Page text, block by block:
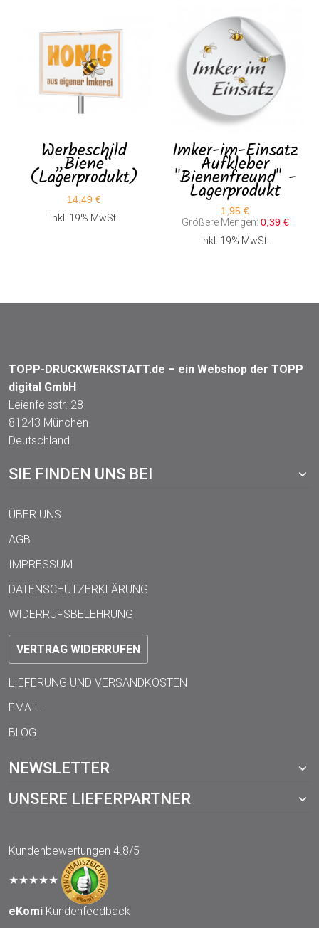
Werbeschild
„Biene“
(Lagerprodukt)
14,49 €
Inkl. 19% MwSt.
Imker-im-Einsatz
Aufkleber
"Bienenfreund" -
Lagerprodukt
1,95 €
Größere Mengen: 0,39 €
Inkl. 19% MwSt.
TOPP-DRUCKWERKSTATT.de – ein Webshop der TOPP
digital GmbH
Leienfelsstr. 28
81243 München
Deutschland
SIE FINDEN UNS BEI
ÜBER UNS
AGB
IMPRESSUM
DATENSCHUTZERKLÄRUNG
WIDERRUFSBELEHRUNG
VERTRAG WIDERRUFEN
LIEFERUNG UND VERSANDKOSTEN
EMAIL
BLOG
NEWSLETTER
UNSERE LIEFERPARTNER
Kundenbewertungen 4.8/5
★★★★★
eKomi Kundenfeedback